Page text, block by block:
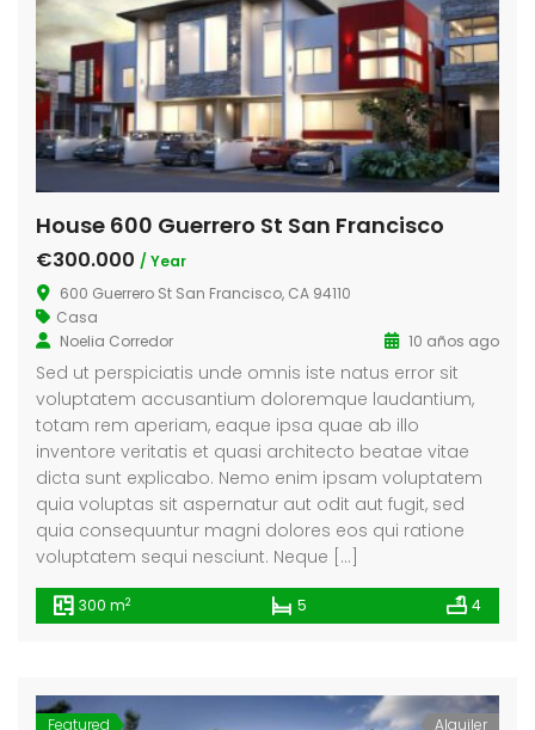
House 600 Guerrero St San Francisco
€300.000 / Year
600 Guerrero St San Francisco, CA 94110
Casa
Noelia Corredor
10 años ago
Sed ut perspiciatis unde omnis iste natus error sit
voluptatem accusantium doloremque laudantium,
totam rem aperiam, eaque ipsa quae ab illo
inventore veritatis et quasi architecto beatae vitae
dicta sunt explicabo. Nemo enim ipsam voluptatem
quia voluptas sit aspernatur aut odit aut fugit, sed
quia consequuntur magni dolores eos qui ratione
voluptatem sequi nesciunt. Neque […]
300 m2 5 4
Featured Alquiler